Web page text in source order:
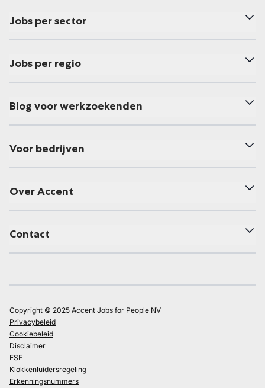
Jobs per sector
Jobs per regio
Blog voor werkzoekenden
Voor bedrijven
Over Accent
Contact
Copyright © 2025 Accent Jobs for People NV
Privacybeleid
Cookiebeleid
Disclaimer
ESF
Klokkenluidersregeling
Erkenningsnummers